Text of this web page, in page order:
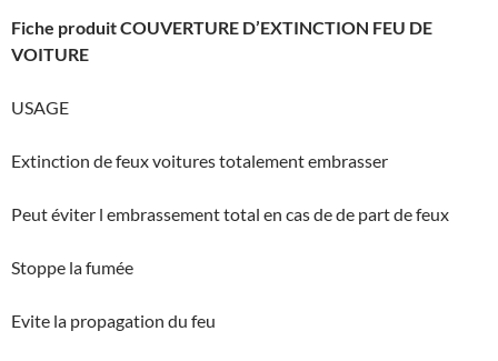
Fiche produit COUVERTURE D’EXTINCTION FEU DE
VOITURE
USAGE
Extinction de feux voitures totalement embrasser
Peut éviter l embrassement total en cas de de part de feux
Stoppe la fumée
Evite la propagation du feu